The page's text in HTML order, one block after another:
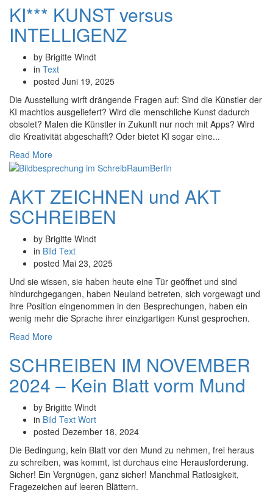
KI*** KUNST versus
INTELLIGENZ
by Brigitte Windt
in Text
posted Juni 19, 2025
Die Ausstellung wirft drängende Fragen auf: Sind die Künstler der
KI machtlos ausgeliefert? Wird die menschliche Kunst dadurch
obsolet? Malen die Künstler in Zukunft nur noch mit Apps? Wird
die Kreativität abgeschafft? Oder bietet KI sogar eine...
Read More
AKT ZEICHNEN und AKT
SCHREIBEN
by Brigitte Windt
in Bild Text
posted Mai 23, 2025
Und sie wissen, sie haben heute eine Tür geöffnet und sind
hindurchgegangen, haben Neuland betreten, sich vorgewagt und
ihre Position eingenommen in den Besprechungen, haben ein
wenig mehr die Sprache ihrer einzigartigen Kunst gesprochen.
Read More
SCHREIBEN IM NOVEMBER
2024 – Kein Blatt vorm Mund
by Brigitte Windt
in Bild Text Wort
posted Dezember 18, 2024
Die Bedingung, kein Blatt vor den Mund zu nehmen, frei heraus
zu schreiben, was kommt, ist durchaus eine Herausforderung.
Sicher! Ein Vergnügen, ganz sicher! Manchmal Ratlosigkeit,
Fragezeichen auf leeren Blättern.